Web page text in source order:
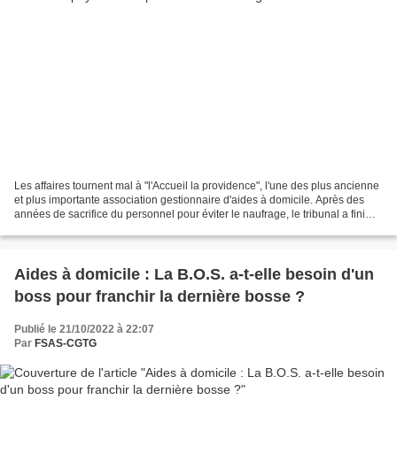
Les affaires tournent mal à "l'Accueil la providence", l'une des plus ancienne
et plus importante association gestionnaire d'aides à domicile. Après des
années de sacrifice du personnel pour éviter le naufrage, le tribunal a fini
Aides à domicile : La B.O.S. a-t-elle besoin d'un
boss pour franchir la dernière bosse ?
Publié le 21/10/2022 à 22:07
Par FSAS-CGTG